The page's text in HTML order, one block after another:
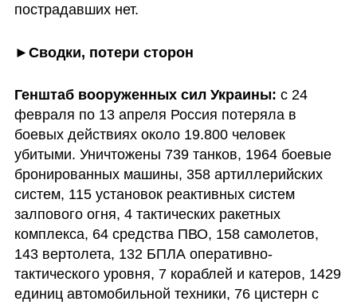
пострадавших нет.
►Сводки, потери сторон
Генштаб вооруженных сил Украины: с 24
февраля по 13 апреля Россия потеряла в
боевых действиях около 19.800 человек
убитыми. Уничтожены 739 танков, 1964 боевые
бронированных машины, 358 артиллерийских
систем, 115 установок реактивных систем
залпового огня, 4 тактических ракетных
комплекса, 64 средства ПВО, 158 самолетов,
143 вертолета, 132 БПЛА оперативно-
тактического уровня, 7 кораблей и катеров, 1429
единиц автомобильной техники, 76 цистерн с